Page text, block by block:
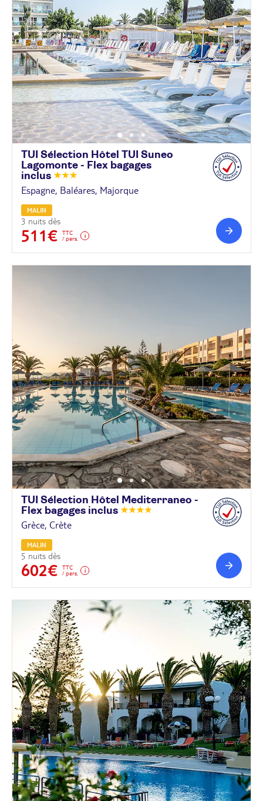
TUI Sélection Hôtel TUI Suneo
Lagomonte - Flex bagages
inclus
Espagne, Baléares, Majorque
MALIN
3 nuits dès
511€
TTC
/ pers.
TUI Sélection Hôtel Mediterraneo -
Flex bagages inclus
Grèce, Crète
MALIN
5 nuits dès
602€
TTC
/ pers.